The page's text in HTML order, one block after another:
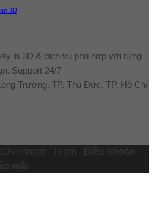
3D
in 3D & dịch vụ phù hợp với từng
Support 24/7
Trường, TP. Thủ Đức. TP. Hồ Chí
- Team– Điều khoản
mật